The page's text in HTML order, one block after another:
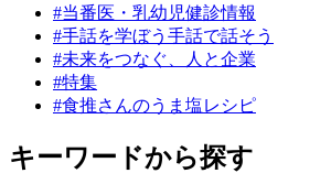
#当番医・乳幼児健診情報
#手話を学ぼう手話で話そう
#未来をつなぐ、人と企業
#特集
#食推さんのうま塩レシピ
キーワードから探す